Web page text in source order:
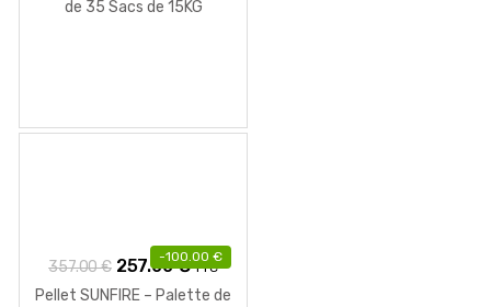
initial
actuel
de 35 Sacs de 15KG
-100.00 €
357.00€ Le
prix
257.00€Le
prix
TTC
Pellet SUNFIRE – Palette de